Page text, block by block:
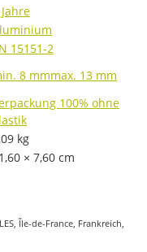
15151-2
8 mmmax. 13 mm
100% ohne
kg
× 7,60 cm
Île-de-France, Frankreich,